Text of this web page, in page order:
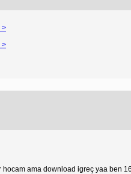
>
>
hocam ama download igreç yaa ben